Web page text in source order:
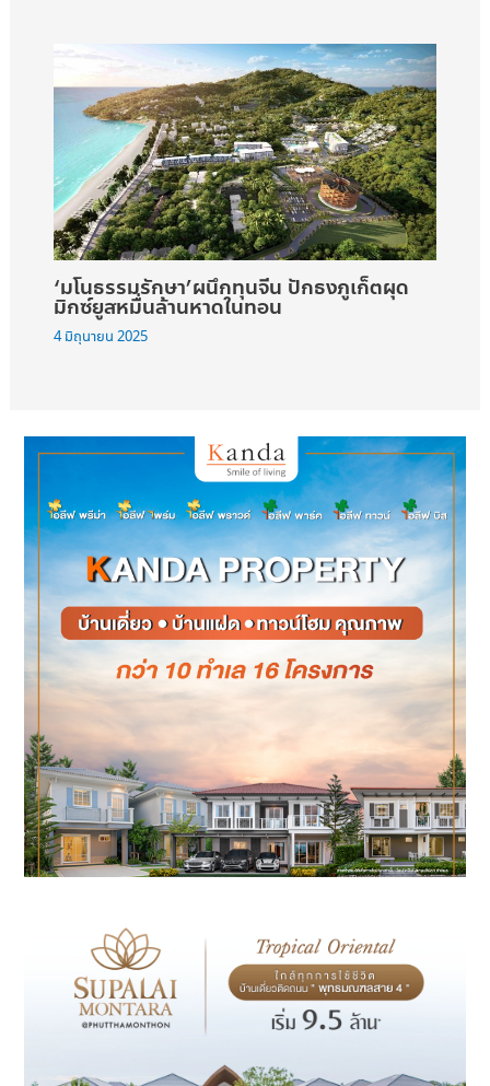
‘มโนธรรมรักษา’ผนึกทุนจีน ปักธงภูเก็ตผุด
มิกซ์ยูสหมื่นล้านหาดในทอน
4 มิถุนายน 2025